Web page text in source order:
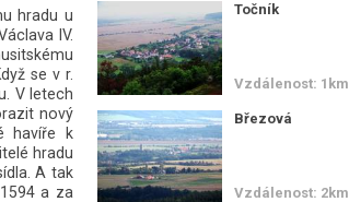
hradu u
IV.
se v r.
V letech
nový
havíře k
hradu
A tak
a za
Točník
Vzdálenost: 1km
Březová
Vzdálenost: 2km